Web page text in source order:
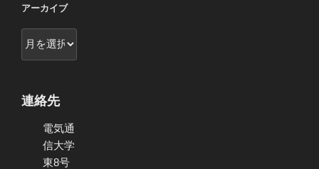
アーカイブ
ー
ブ
連絡先
電気通
信大学
東8号